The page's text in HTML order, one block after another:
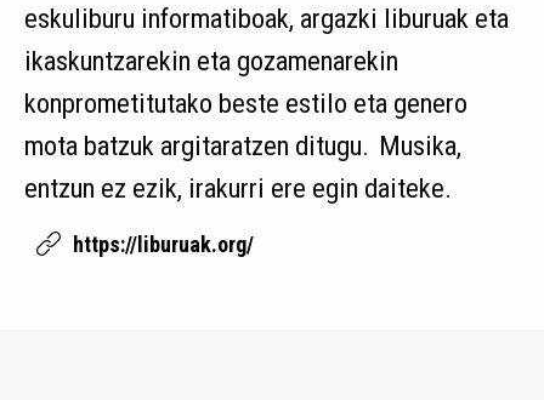
eskuliburu informatiboak, argazki liburuak eta
ikaskuntzarekin eta gozamenarekin
konprometitutako beste estilo eta genero
mota batzuk argitaratzen ditugu. Musika,
entzun ez ezik, irakurri ere egin daiteke.
https://liburuak.org/